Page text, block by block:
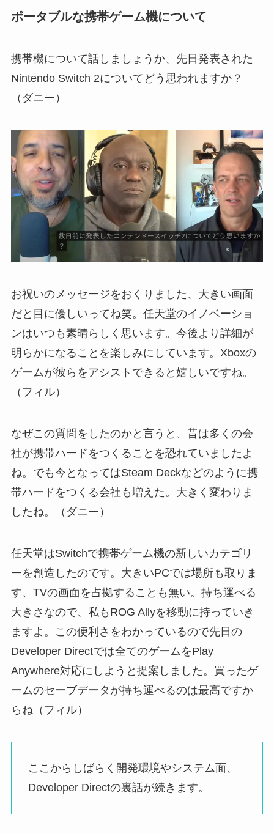
ポータブルな携帯ゲーム機について
携帯機について話しましょうか、先日発表された
Nintendo Switch 2についてどう思われますか？
（ダニー）
お祝いのメッセージをおくりました、大きい画面
だと目に優しいってね笑。任天堂のイノベーショ
ンはいつも素晴らしく思います。今後より詳細が
明らかになることを楽しみにしています。Xboxの
ゲームが彼らをアシストできると嬉しいですね。
（フィル）
なぜこの質問をしたのかと言うと、昔は多くの会
社が携帯ハードをつくることを恐れていましたよ
ね。でも今となってはSteam Deckなどのように携
帯ハードをつくる会社も増えた。大きく変わりま
したね。（ダニー）
任天堂はSwitchで携帯ゲーム機の新しいカテゴリ
ーを創造したのです。大きいPCでは場所も取りま
す、TVの画面を占拠することも無い。持ち運べる
大きさなので、私もROG Allyを移動に持っていき
ますよ。この便利さをわかっているので先日の
Developer Directでは全てのゲームをPlay
Anywhere対応にしようと提案しました。買ったゲ
ームのセーブデータが持ち運べるのは最高ですか
らね（フィル）
ここからしばらく開発環境やシステム面、
Developer Directの裏話が続きます。